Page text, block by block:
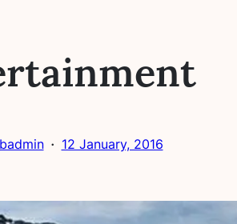
· 12 January, 2016